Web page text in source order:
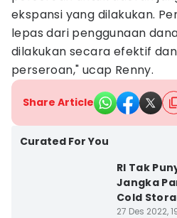
ekspansi yang dilakukan.
lepas dari penggunaan
dilakukan secara efektif
perseroan," ucap Renny.
Share Article
Curated For You
RI Tak
Jangka
Cold
27 Des 2022,